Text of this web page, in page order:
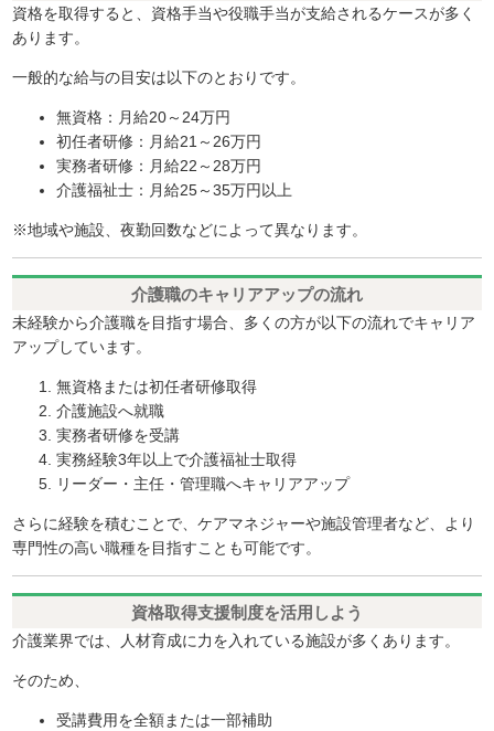
資格を取得すると、資格手当や役職手当が支給されるケースが多く
あります。
一般的な給与の目安は以下のとおりです。
無資格：月給20～24万円
初任者研修：月給21～26万円
実務者研修：月給22～28万円
介護福祉士：月給25～35万円以上
※地域や施設、夜勤回数などによって異なります。
介護職のキャリアアップの流れ
未経験から介護職を目指す場合、多くの方が以下の流れでキャリア
アップしています。
無資格または初任者研修取得
介護施設へ就職
実務者研修を受講
実務経験3年以上で介護福祉士取得
リーダー・主任・管理職へキャリアアップ
さらに経験を積むことで、ケアマネジャーや施設管理者など、より
専門性の高い職種を目指すことも可能です。
資格取得支援制度を活用しよう
介護業界では、人材育成に力を入れている施設が多くあります。
そのため、
受講費用を全額または一部補助